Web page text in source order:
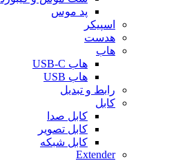
پد موس
اسپیکر
هدست
هاب
هاب USB-C
هاب USB
رابط و تبدیل
کابل
کابل صدا
کابل تصویر
کابل شبکه
Extender